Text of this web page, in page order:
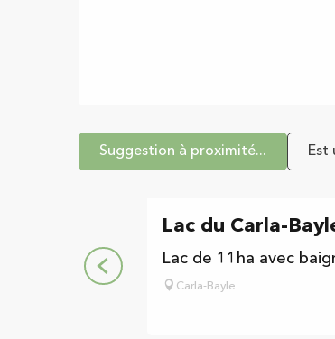
Suggestion à proximité... Est
Lac du Carla-
Lac de 11ha avec
Carla-Bayle